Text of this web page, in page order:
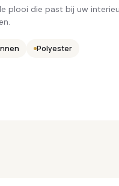
plooi die past bij uw
Polyester
Houtkleur
Lichtdoorlatend
VeluxhorVerwarmend